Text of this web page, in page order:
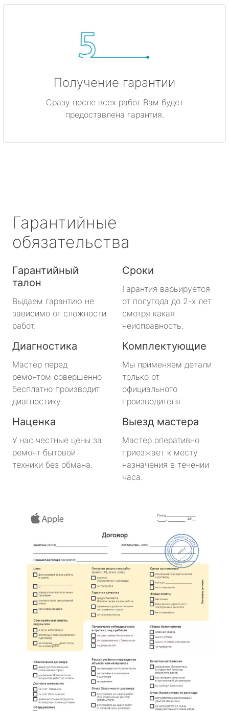
Получение гарантии
Сразу после всех работ Вам будет
предоставлена гарантия.
Гарантийные
обязательства
Гарантийный
талон
Выдаем гарантию не
зависимо от сложности
работ.
Сроки
Гарантия варьируется
от полугода до 2-х лет
смотря какая
неисправность.
Диагностика
Мастер перед
ремонтом совершенно
бесплатно производит
диагностику.
Комплектующие
Мы применяем детали
только от
официального
производителя.
Наценка
У нас честные цены за
ремонт бытовой
техники без обмана.
Выезд мастера
Мастер оперативно
приезжает к месту
назначения в течении
часа.